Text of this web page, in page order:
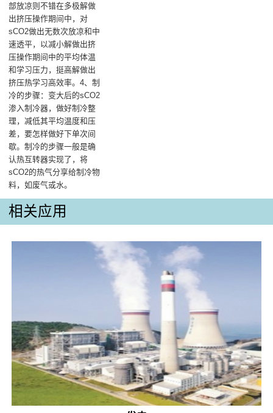
部放凉‌则不错在多极解做
出挤压操作期间中，对
sCO2做出无数次放凉和中
速透平，以减小解做出挤
压操作期间中的平均体温
和学习压力，挺高解做出
挤压热学习高效率。‌4、制
冷的步骤‌：变大后的sCO2
渗入制冷器，做好制冷整
理，减低其平均温度和压
差，要怎样做好下单次间
歇。制冷的步骤一般是确
认热互转器实现了，将
sCO2的热气分享给制冷物
料，如废气或水。
相关应用